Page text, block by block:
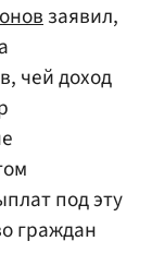
заявил,
чей доход
под эту
граждан